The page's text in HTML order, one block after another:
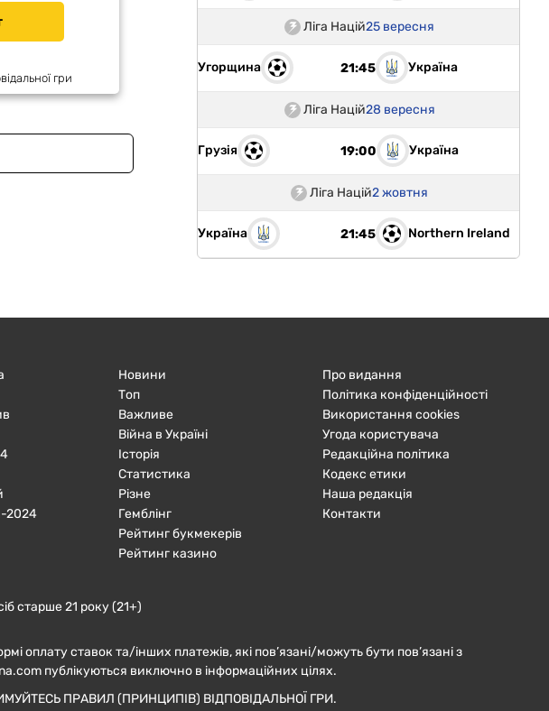
гри
Ліга Націй25 вересня
Угорщина 21:45 Україна
Ліга Націй28 вересня
Грузія 19:00 Україна
Ліга Націй2 жовтня
Україна 21:45 Northern Ireland
2024
Новини
Топ
Важливе
Війна в Україні
Історія
Статистика
Різне
Гемблінг
Рейтинг букмекерів
Рейтинг казино
Про видання
Політика конфіденційності
Використання cookies
Угода користувача
Редакційна політика
Кодекс етики
Наша редакція
Контакти
старше 21 року (21+)
оплату ставок та/інших платежів, які пов’язані/можуть бути пов’язані з
публікуються виключно в інформаційних цілях.
ПРАВИЛ (ПРИНЦИПІВ) ВІДПОВІДАЛЬНОЇ ГРИ.